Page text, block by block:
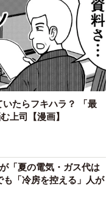
たらフキハラ？ 「最
上司【漫画】
「夏の電気・ガス代は
「冷房を控える」人が